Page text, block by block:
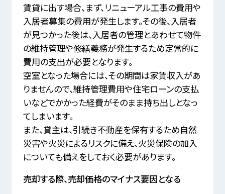
賃貸に出す場合、まず、リニューアル工事の費用や
入居者募集の費用が発生します。その後、入居者
が見つかった後は、入居者の管理とあわせて物件
の維持管理や修繕義務が発生するため定常的に
費用の支出が必要となります。
空室となった場合には、その期間は家賃収入があ
りませんので、維持管理費用や住宅ローンの支払
いなどでかかった経費がそのまま持ち出しとなっ
てしまいます。
また、貸主は、引続き不動産を保有するため自然
災害や火災によるリスクに備え、火災保険の加入
についても備えをしておく必要があります。
売却する際、売却価格のマイナス要因となる